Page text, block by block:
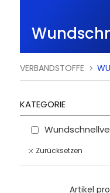
VERBANDSTOFFE
KATEGORIE
Zurücksetzen
Artikel